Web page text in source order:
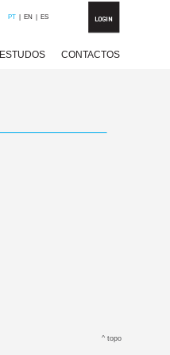
PT EN ES
ESTUDOS CONTACTOS
^ topo